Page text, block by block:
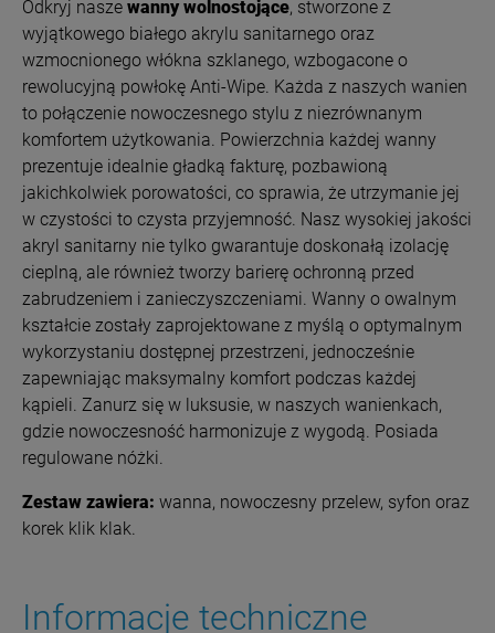
Odkryj nasze wanny wolnostojące, stworzone z
wyjątkowego białego akrylu sanitarnego oraz
wzmocnionego włókna szklanego, wzbogacone o
rewolucyjną powłokę Anti-Wipe. Każda z naszych wanien
to połączenie nowoczesnego stylu z niezrównanym
komfortem użytkowania. Powierzchnia każdej wanny
prezentuje idealnie gładką fakturę, pozbawioną
jakichkolwiek porowatości, co sprawia, że utrzymanie jej
w czystości to czysta przyjemność. Nasz wysokiej jakości
akryl sanitarny nie tylko gwarantuje doskonałą izolację
cieplną, ale również tworzy barierę ochronną przed
zabrudzeniem i zanieczyszczeniami. Wanny o owalnym
kształcie zostały zaprojektowane z myślą o optymalnym
wykorzystaniu dostępnej przestrzeni, jednocześnie
zapewniając maksymalny komfort podczas każdej
kąpieli. Zanurz się w luksusie, w naszych wanienkach,
gdzie nowoczesność harmonizuje z wygodą. Posiada
regulowane nóżki.
Zestaw zawiera: wanna, nowoczesny przelew, syfon oraz
korek klik klak.
Informacje techniczne